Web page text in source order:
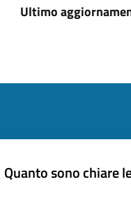
Ultimo
Quanto sono chiare